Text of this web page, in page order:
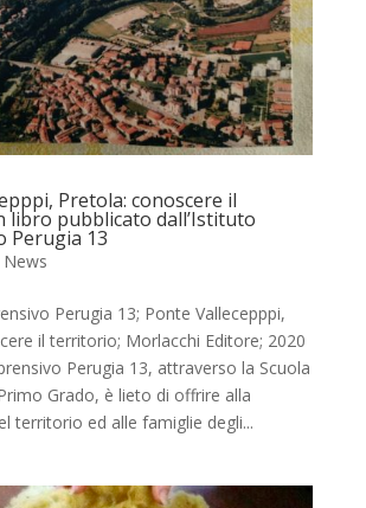
Pretola: conoscere il
libro pubblicato dall’Istituto
Perugia 13
News
Perugia 13; Ponte Vallecepppi,
il territorio; Morlacchi Editore; 2020
Perugia 13, attraverso la Scuola
Grado, è lieto di offrire alla
territorio ed alle famiglie degli...